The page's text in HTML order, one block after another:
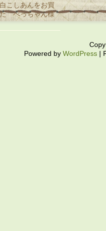
こしあんをお買
べっちゃん様
Powered by WordPress|